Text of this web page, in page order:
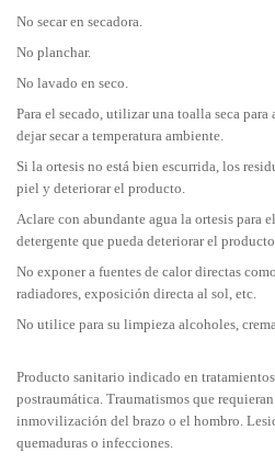
No secar en secadora.
No planchar.
No lavado en seco.
Para el secado, utilizar una toalla seca
dejar secar a temperatura ambiente.
Si la ortesis no está bien escurrida, los
piel y deteriorar el producto.
Aclare con abundante agua la ortesis para
detergente que pueda deteriorar el
No exponer a fuentes de calor directas
radiadores, exposición directa al sol, etc.
No utilice para su limpieza alcoholes,
Producto sanitario indicado en
postraumática. Traumatismos que
inmovilización del brazo o el hombro.
quemaduras o infecciones.